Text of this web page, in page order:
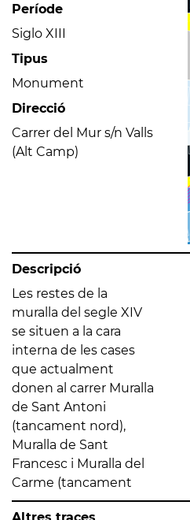
Període
Siglo XIII
Tipus
Monument
Direcció
Carrer del Mur s/n Valls
(Alt Camp)
Descripció
Les restes de la
muralla del segle XIV
se situen a la cara
interna de les cases
que actualment
donen al carrer Muralla
de Sant Antoni
(tancament nord),
Muralla de Sant
Francesc i Muralla del
Carme (tancament
sud), Muralla del
Castell (tancament
est), Muralla del Portal
Nou i plaça del Portal
Nou (tancament oest).
Es conserven en alçat
restes de la muralla al
carrer de la Muralla de
Sant Antoni, 2 i al
carrer de Sant